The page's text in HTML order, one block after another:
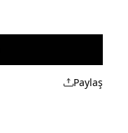
Paylaş